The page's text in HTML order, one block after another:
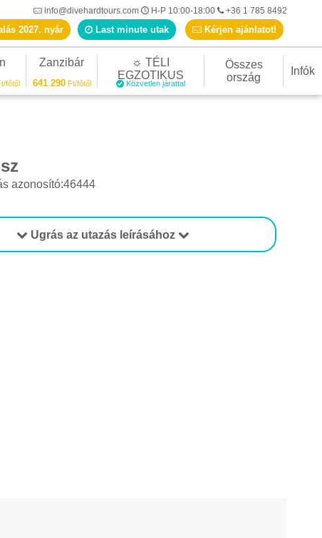
info@divehardtours.com H-P 10:00-18:00
+36 1 785 8492
2027. nyár Last minute utak Kérjen ajánlatot!
főtől
Zanzibár
641 290Ft/főtől
☼ TÉLI
EGZOTIKUS
Közvetlen járattal
Összes
ország
Infók
azonosító:46444
Ugrás az utazás leírásához